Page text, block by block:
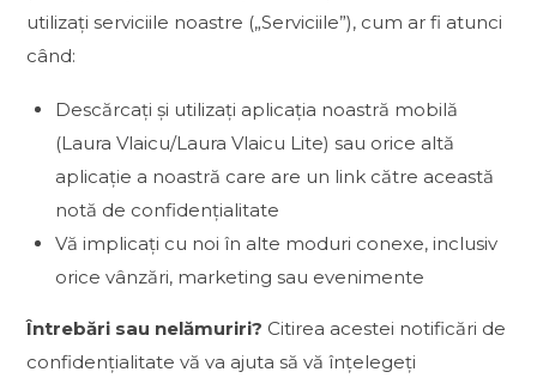
utilizați serviciile noastre („Serviciile”), cum ar fi atunci
când:
Descărcați și utilizați aplicația noastră mobilă
(Laura Vlaicu/Laura Vlaicu Lite) sau orice altă
aplicație a noastră care are un link către această
notă de confidențialitate
Vă implicați cu noi în alte moduri conexe, inclusiv
orice vânzări, marketing sau evenimente
Întrebări sau nelămuriri? Citirea acestei notificări de
confidențialitate vă va ajuta să vă înțelegeți